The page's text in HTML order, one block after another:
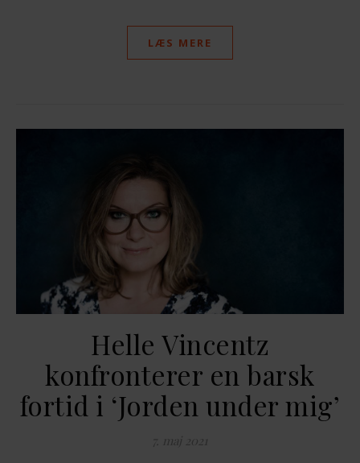
LÆS MERE
Helle Vincentz
konfronterer en barsk
fortid i ‘Jorden under mig’
7. maj 2021